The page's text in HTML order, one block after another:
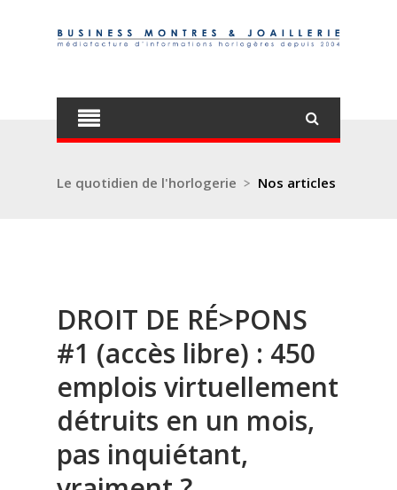
Le quotidien de l'horlogerie > Nos articles
DROIT DE RÉ>PONS
#1 (accès libre) : 450
emplois virtuellement
détruits en un mois,
pas inquiétant,